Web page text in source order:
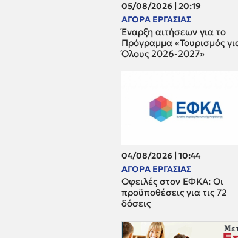
05/08/2026 | 20:19
ΑΓΟΡΑ ΕΡΓΑΣΙΑΣ
Έναρξη αιτήσεων για το
Πρόγραμμα «Τουρισμός
Όλους 2026-2027»
04/08/2026 | 10:44
ΑΓΟΡΑ ΕΡΓΑΣΙΑΣ
Οφειλές στον ΕΦΚΑ: Οι
προϋποθέσεις για τις 72
δόσεις